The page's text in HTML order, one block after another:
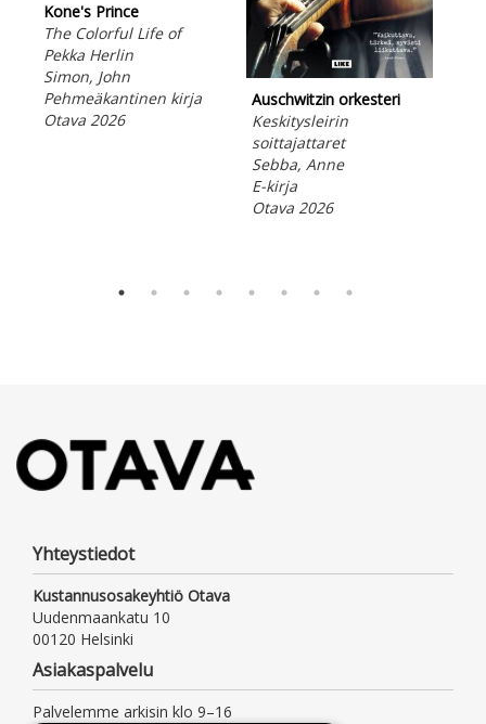
Kone's Prince
The Colorful Life of
Pekka Herlin
Simon, John
Pehmeäkantinen kirja
Otava 2026
Auschwitzin orkesteri
Keskitysleirin
soittajattaret
Sebba, Anne
E-kirja
Otava 2026
Yhteystiedot
Kustannusosakeyhtiö Otava
Uudenmaankatu 10
00120 Helsinki
Asiakaspalvelu
Palvelemme arkisin klo 9–16